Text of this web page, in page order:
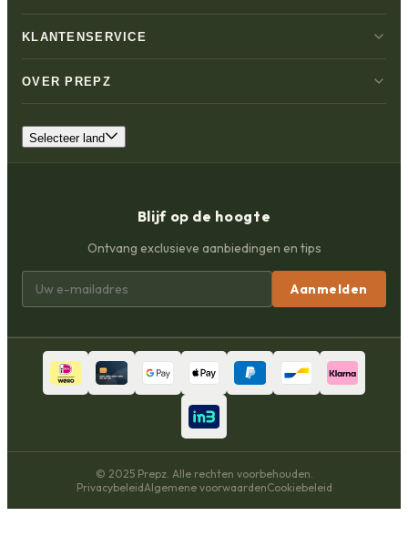
KLANTENSERVICE
OVER PREPZ
Selecteer land
Blijf op de hoogte
Ontvang exclusieve aanbiedingen en tips
Aanmelden
© 2025 Prepz. Alle rechten voorbehouden.
PrivacybeleidAlgemene voorwaardenCookiebeleid